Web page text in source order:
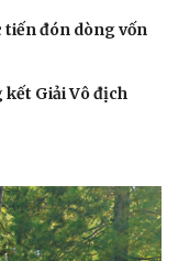
tiến đón dòng vốn
kết Giải Vô địch